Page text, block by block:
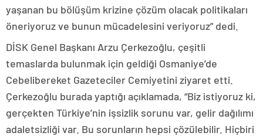
yaşanan bu bölüşüm krizine çözüm olacak politikaları
öneriyoruz ve bunun mücadelesini veriyoruz” dedi.
DİSK Genel Başkanı Arzu Çerkezoğlu, çeşitli
temaslarda bulunmak için geldiği Osmaniye’de
Cebelibereket Gazeteciler Cemiyetini ziyaret etti.
Çerkezoğlu burada yaptığı açıklamada, “Biz istiyoruz ki,
gerçekten Türkiye’nin işsizlik sorunu var, gelir dağılımı
adaletsizliği var. Bu sorunların hepsi çözülebilir. Hiçbiri